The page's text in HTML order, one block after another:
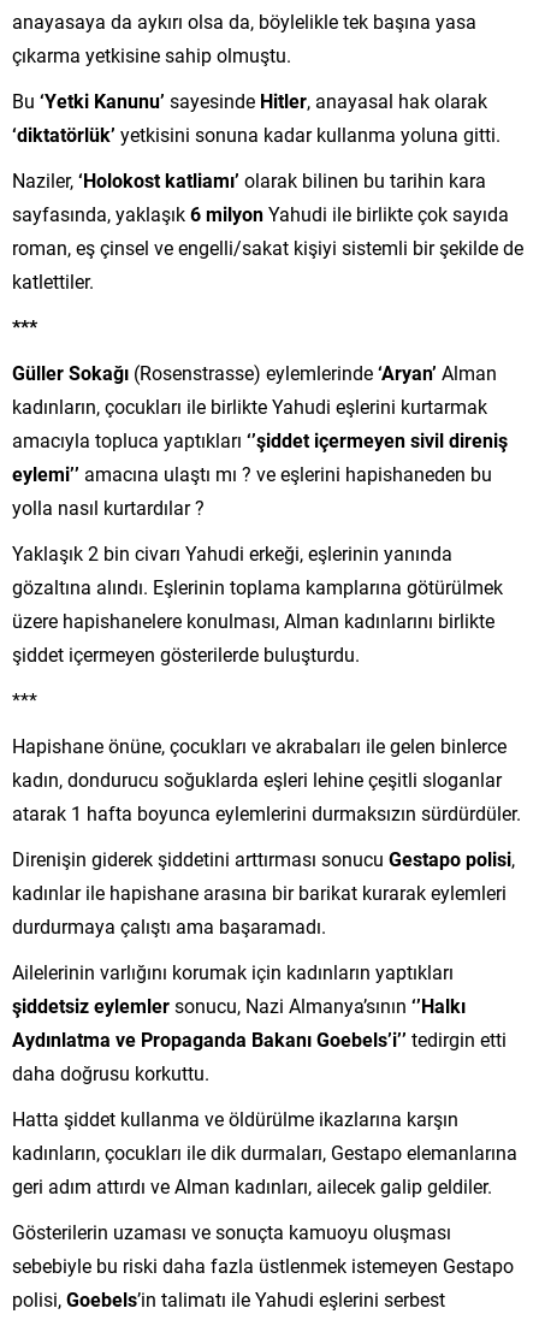
anayasaya da aykırı olsa da, böylelikle tek başına yasa
çıkarma yetkisine sahip olmuştu.
Bu ‘Yetki Kanunu’ sayesinde Hitler, anayasal hak olarak
‘diktatörlük’ yetkisini sonuna kadar kullanma yoluna gitti.
Naziler,‘Holokost katliamı’ olarak bilinen bu tarihin kara
sayfasında, yaklaşık6 milyonYahudi ile birlikte çok sayıda
roman, eş çinsel ve engelli/sakat kişiyi sistemli bir şekilde de
katlettiler.
***
Güller Sokağı (Rosenstrasse) eylemlerinde‘Aryan’ Alman
kadınların, çocukları ile birlikte Yahudi eşlerini kurtarmak
amacıyla topluca yaptıkları ‘’şiddet içermeyen sivil direniş
eylemi’’ amacına ulaştı mı ? ve eşlerini hapishaneden bu
yolla nasıl kurtardılar ?
Yaklaşık 2 bin civarı Yahudi erkeği, eşlerinin yanında
gözaltına alındı. Eşlerinin toplama kamplarına götürülmek
üzere hapishanelere konulması, Alman kadınlarını birlikte
şiddet içermeyen gösterilerde buluşturdu.
***
Hapishane önüne, çocukları ve akrabaları ile gelen binlerce
kadın, dondurucu soğuklarda eşleri lehine çeşitli sloganlar
atarak 1 hafta boyunca eylemlerini durmaksızın sürdürdüler.
Direnişin giderek şiddetini arttırması sonucu Gestapo polisi,
kadınlar ile hapishane arasına bir barikat kurarak eylemleri
durdurmaya çalıştı ama başaramadı.
Ailelerinin varlığını korumak için kadınların yaptıkları
şiddetsiz eylemlersonucu, Nazi Almanya’sının ‘’Halkı
Aydınlatma ve Propaganda Bakanı Goebels’i’’ tedirgin etti
daha doğrusu korkuttu.
Hatta şiddet kullanma ve öldürülme ikazlarına karşın
kadınların, çocukları ile dik durmaları, Gestapo elemanlarına
geri adım attırdı ve Alman kadınları, ailecek galip geldiler.
Gösterilerin uzaması ve sonuçta kamuoyu oluşması
sebebiyle bu riski daha fazla üstlenmek istemeyen Gestapo
polisi,Goebels’in talimatı ile Yahudi eşlerini serbest